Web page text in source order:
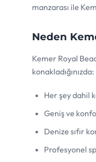
manzarası ile
Neden
Kemer Royal
konakladığınızda:
Her şey dahil
Geniş ve
Denize sıfır
Profesyonel